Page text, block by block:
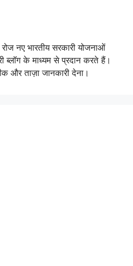
नए भारतीय सरकारी योजनाओं
ब्लॉग के माध्यम से प्रदान करते हैं।
और ताज़ा जानकारी देना।